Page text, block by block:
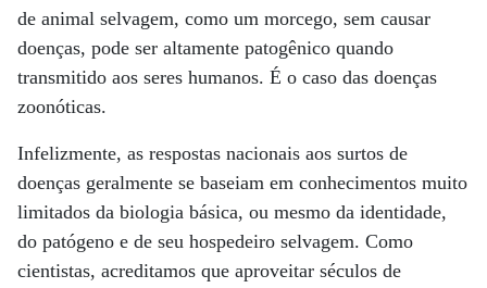
de animal selvagem, como um morcego, sem causar
doenças, pode ser altamente patogênico quando
transmitido aos seres humanos. É o caso das doenças
zoonóticas.
Infelizmente, as respostas nacionais aos surtos de
doenças geralmente se baseiam em conhecimentos muito
limitados da biologia básica, ou mesmo da identidade,
do patógeno e de seu hospedeiro selvagem. Como
cientistas, acreditamos que aproveitar séculos de